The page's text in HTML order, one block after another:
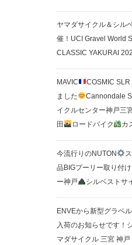
ヤマダサイクル＆シル
催！UCI Gravel World
CLASSIC YAKURAI
MAVIC
COSMIC SLR
ました
Cannondale
イクルセンター神戸三
田
ロードバイク カ
今流行りのNUTON
品BIGプーリー取り付
ー神戸
シルベストサ
ENVEから新型グラベ
入荷のお知らせです！
マダサイクル 三宮 神